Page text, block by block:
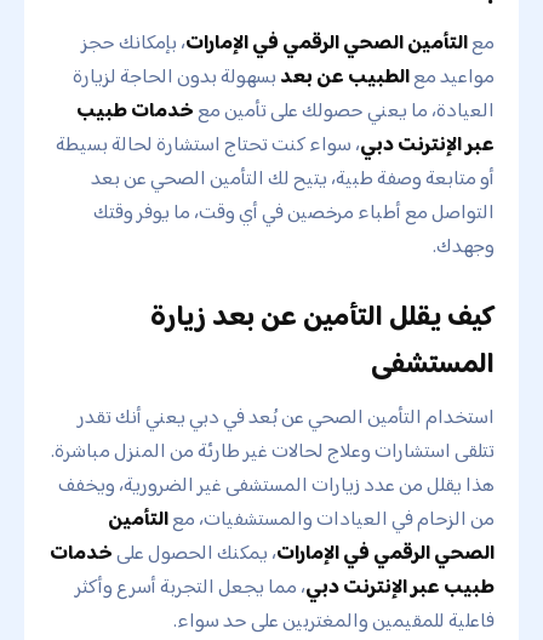
معالتأمين الصحي الرقمي في الإمارات، بإمكانك حجز
مواعيد معالطبيب عن بعدبسهولة بدون الحاجة لزيارة
العيادة، ما يعني حصولك على تأمين معخدمات طبيب
عبر الإنترنت دبي، سواء كنت تحتاج استشارة لحالة بسيطة
أو متابعة وصفة طبية، يتيح لك التأمين الصحي عن بعد
التواصل مع أطباء مرخصين في أي وقت، ما يوفر وقتك
وجهدك.
كيف يقلل التأمين عن بعد زيارة
المستشفى
استخدام التأمين الصحي عن بُعد في دبي يعني أنك تقدر
تتلقى استشارات وعلاج لحالات غير طارئة من المنزل مباشرة.
هذا يقلل من عدد زيارات المستشفى غير الضرورية، ويخفف
من الزحام في العيادات والمستشفيات، معالتأمين
الصحي الرقمي في الإمارات، يمكنك الحصول علىخدمات
طبيب عبر الإنترنت دبي، مما يجعل التجربة أسرع وأكثر
فاعلية للمقيمين والمغتربين على حد سواء.